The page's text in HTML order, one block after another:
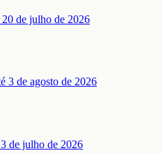
20 de julho de 2026
3 de agosto de 2026
de julho de 2026